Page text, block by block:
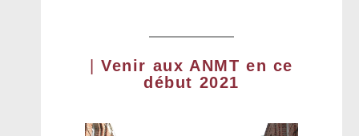
|Venir aux ANMT en ce
début 2021